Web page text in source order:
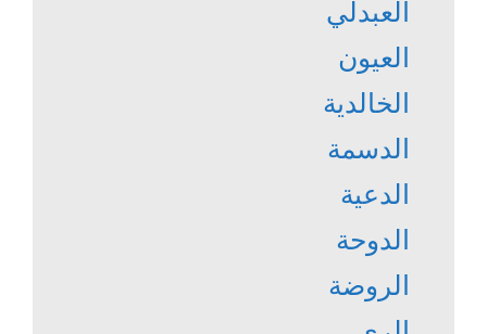
العبدلي
العيون
الخالدية
الدسمة
الدعية
الدوحة
الروضة